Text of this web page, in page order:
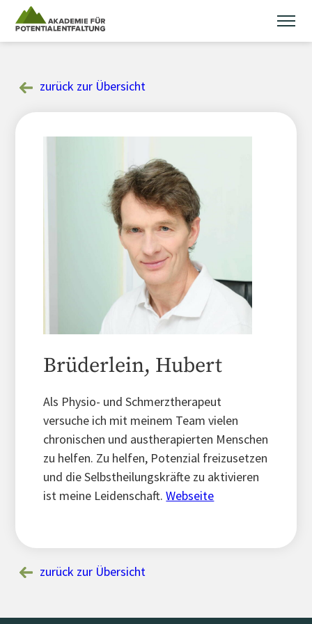
content
zurück zur Übersicht
Brüderlein, Hubert
Als Physio- und Schmerztherapeut
versuche ich mit meinem Team vielen
chronischen und austherapierten Menschen
zu helfen. Zu helfen, Potenzial freizusetzen
und die Selbstheilungskräfte zu aktivieren
ist meine Leidenschaft.Webseite
zurück zur Übersicht